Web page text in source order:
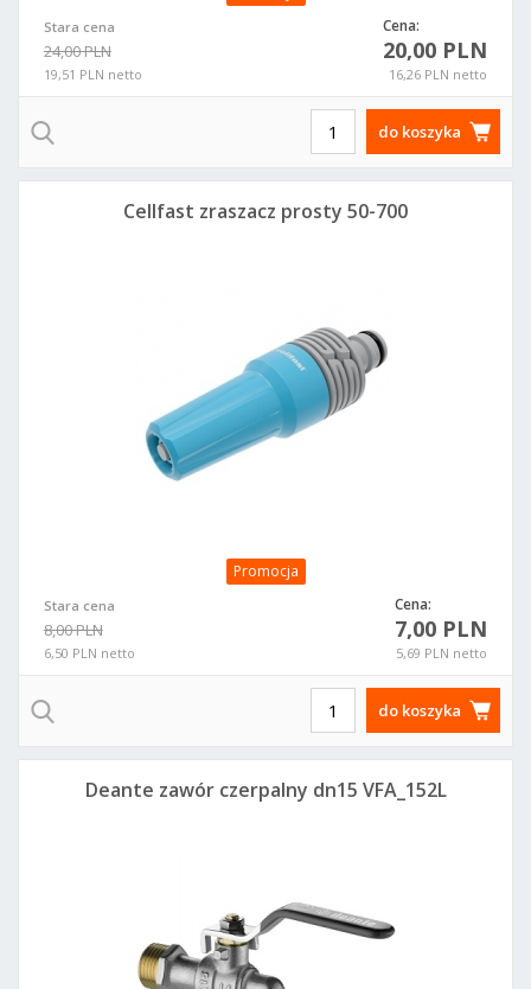
Stara cena
24,00 PLN
19,51 PLN netto
Cena:
20,00 PLN
16,26 PLN netto
do koszyka
Promocja
Stara cena
8,00 PLN
6,50 PLN netto
Cena:
7,00 PLN
5,69 PLN netto
Cellfast zraszacz prosty 50-700
do koszyka
Deante zawór czerpalny dn15 VFA_152L